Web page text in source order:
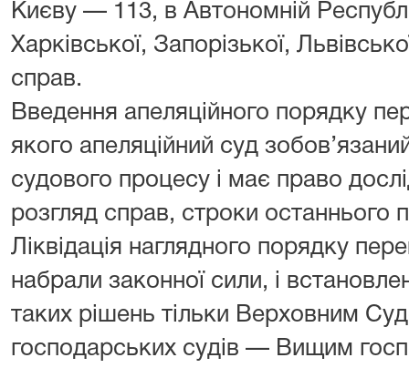
Києву — 113, в Автономній
Харківської, Запорізької,
справ.
Введення апеляційного порядку
якого апеляційний суд
судового процесу і має право
розгляд справ, строки останнього
Ліквідація наглядного порядку
набрали законної сили, і
таких рішень тільки Верховним
господарських судів — Вищим